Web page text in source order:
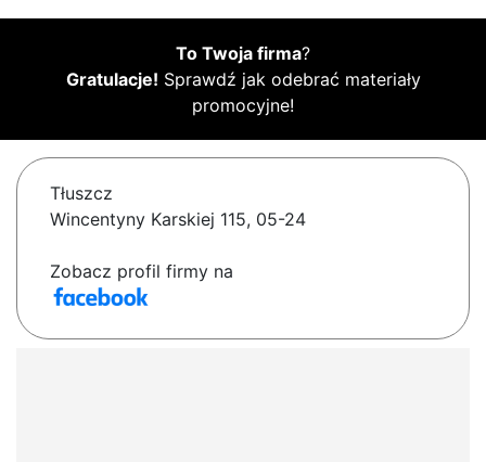
To Twoja firma?
Gratulacje! Sprawdź jak odebrać materiały
promocyjne!
Tłuszcz
Wincentyny Karskiej 115, 05-24
Zobacz profil firmy na